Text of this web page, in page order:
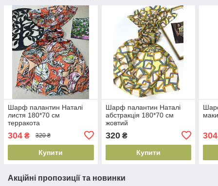
Шарф палантин Наталі
листя 180*70 см
терракота
304 ₴ 320 ₴
Купити
Шарф палантин Наталі
абстракція 180*70 см
жовтий
320₴
Купити
304
Акційні пропозиції та новинки